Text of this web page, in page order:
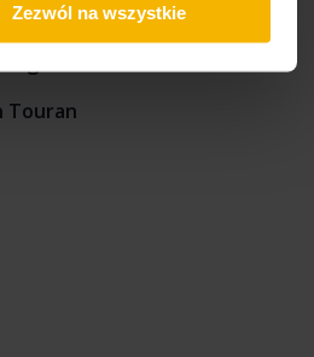
Zezwól na wszystkie
T-Cross
Touran